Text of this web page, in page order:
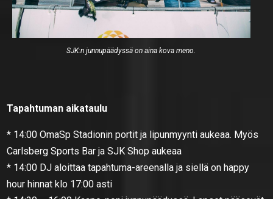
SJK:n junnupäädyssä on aina kova meno.
Tapahtuman aikataulu
* 14:00 OmaSp Stadionin portit ja lipunmyynti aukeaa. Myös
Carlsberg Sports Bar ja SJK Shop aukeaa
* 14:00 DJ aloittaa tapahtuma-areenalla ja siellä on happy
hour hinnat klo 17:00 asti